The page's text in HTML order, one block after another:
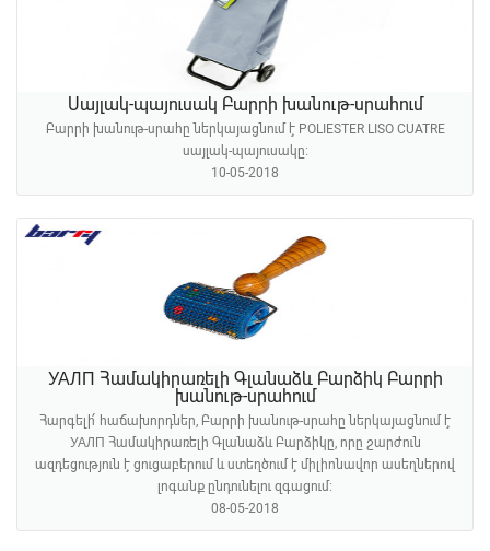
Սայլակ-պայուսակ Բարրի խանութ-սրահում
Բարրի խանութ-սրահը ներկայացնում է POLIESTER LISO CUATRE
սայլակ-պայուսակը։
10-05-2018
УАЛП Համակիրառելի Գլանաձև Բարձիկ Բարրի
խանութ-սրահում
Հարգելի՛ հաճախորդներ, Բարրի խանութ-սրահը ներկայացնում է
УАЛП Համակիրառելի Գլանաձև Բարձիկը, որը շարժուն
ազդեցություն է ցուցաբերում և ստեղծում է միլիոնավոր ասեղներով
լոգանք ընդունելու զգացում:
08-05-2018